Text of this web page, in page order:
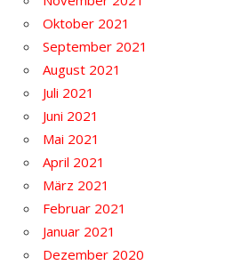
Oktober 2021
September 2021
August 2021
Juli 2021
Juni 2021
Mai 2021
April 2021
März 2021
Februar 2021
Januar 2021
Dezember 2020